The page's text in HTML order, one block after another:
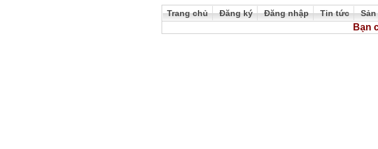
Trang chủ Đăng ký Đăng nhập Tin tức
Bạn